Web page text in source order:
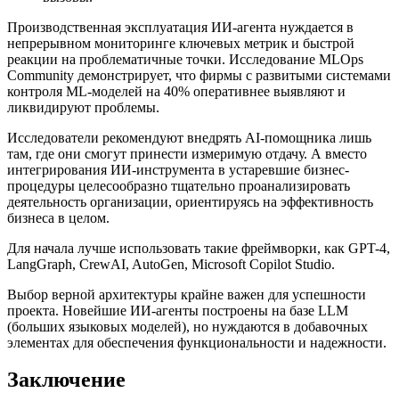
Производственная эксплуатация ИИ-агента нуждается в
непрерывном мониторинге ключевых метрик и быстрой
реакции на проблематичные точки. Исследование MLOps
Community демонстрирует, что фирмы с развитыми системами
контроля ML-моделей на 40% оперативнее выявляют и
ликвидируют проблемы.
Исследователи рекомендуют внедрять AI-помощника лишь
там, где они смогут принести измеримую отдачу. А вместо
интегрирования ИИ-инструмента в устаревшие бизнес-
процедуры целесообразно тщательно проанализировать
деятельность организации, ориентируясь на эффективность
бизнеса в целом.
Для начала лучше использовать такие фреймворки, как GPT-4,
LangGraph, CrewAI, AutoGen, Microsoft Copilot Studio.
Выбор верной архитектуры крайне важен для успешности
проекта. Новейшие ИИ-агенты построены на базе LLM
(больших языковых моделей), но нуждаются в добавочных
элементах для обеспечения функциональности и надежности.
Заключение